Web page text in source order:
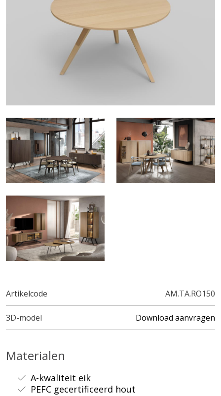
Artikelcode AM.TA.RO150
3D-model Download aanvragen
Materialen
A-kwaliteit eik
PEFC gecertificeerd hout